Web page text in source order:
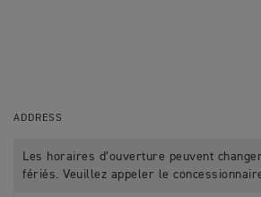
ADDRESS
Les horaires d’ouverture peuvent
fériés. Veuillez appeler le